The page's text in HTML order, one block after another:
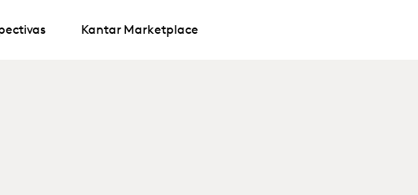
Kantar Marketplace